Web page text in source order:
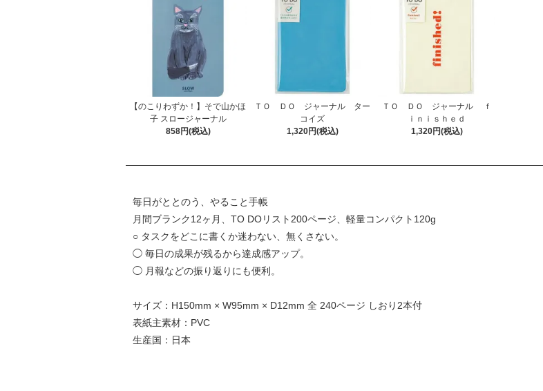
【のこりわずか！】そで山かほ
子 スロージャーナル
858円(税込)
ＴＯ ＤＯ ジャーナル ター
コイズ
1,320円(税込)
ＴＯ ＤＯ ジャーナル ｆ
ｉｎｉｓｈｅｄ
1,320円(税込)
毎日がととのう、やること手帳
月間ブランク12ヶ月、TO DOリスト200ページ、軽量コンパクト120g
○ タスクをどこに書くか迷わない、無くさない。
◯ 毎日の成果が残るから達成感アップ。
◯ 月報などの振り返りにも便利。
サイズ：H150mm × W95mm × D12mm 全 240ページ しおり2本付
表紙主素材：PVC
生産国：日本